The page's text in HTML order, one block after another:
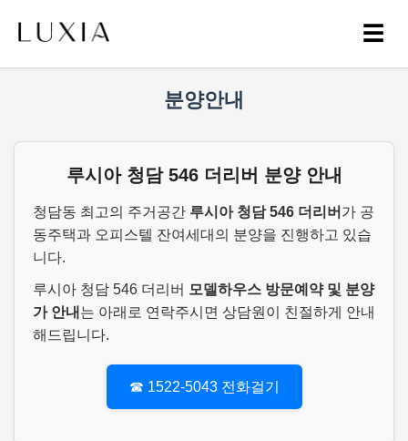
☰
분양안내
루시아 청담 546 더리버 분양 안내
청담동 최고의 주거공간 루시아 청담 546 더리버 가 공
동주택과 오피스텔 잔여세대의 분양을 진행하고 있습
니다.
루시아 청담 546 더리버 모델하우스 방문예약 및 분양
가 안내 는 아래로 연락주시면 상담원이 친절하게 안내
해드립니다.
☎ 1522-5043 전화걸기